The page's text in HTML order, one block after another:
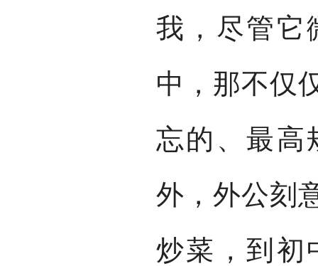
我，尽管它
中，那不仅
忘的、最高
外，外公刻
炒菜，到初